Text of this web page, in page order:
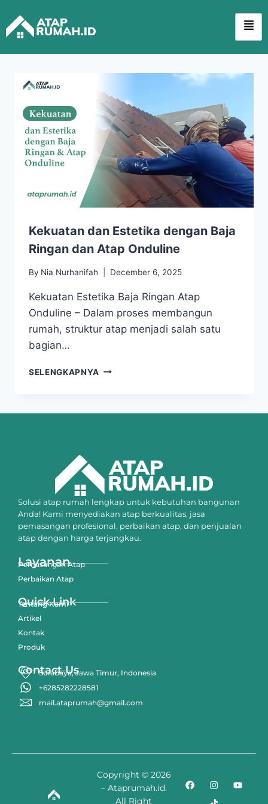
Kekuatan dan Estetika dengan Baja
Ringan dan Atap Onduline
By Nia Nurhanifah December 6, 2025
Kekuatan Estetika Baja Ringan Atap
Onduline – Dalam proses membangun
rumah, struktur atap menjadi salah satu
bagian…
SELENGKAPNYA
Solusi atap rumah lengkap untuk kebutuhan bangunan
Anda! Kami menyediakan atap berkualitas, jasa
pemasangan profesional, perbaikan atap, dan penjualan
atap dengan harga terjangkau.
Layanan
Pemasangan Atap
Perbaikan Atap
Quick Link
Tentang Kami
Artikel
Kontak
Produk
Contact Us
Surabaya, Jawa Timur, Indonesia
+6285282228581
mail.ataprumah@gmail.com
Copyright © 2026
– Ataprumah.id.
All Right